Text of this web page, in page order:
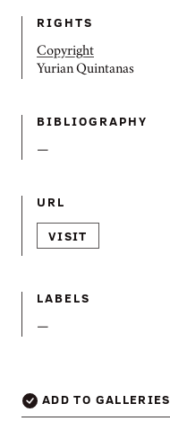
RIGHTS
Copyright
Yurian Quintanas
BIBLIOGRAPHY
—
URL
VISIT
LABELS
—
ADD TO GALLERIES